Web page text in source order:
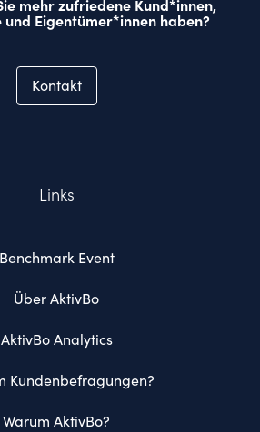
mehr zufriedene Kund*innen,
Eigentümer*innen haben?
Kontakt
Links
Benchmark Event
Über AktivBo
AktivBo Analytics
Kundenbefragungen?
Warum AktivBo?